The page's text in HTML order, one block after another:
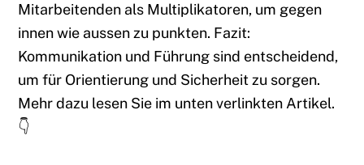
Mitarbeitenden als Multiplikatoren, um gegen
innen wie aussen zu punkten. Fazit:
Kommunikation und Führung sind entscheidend,
um für Orientierung und Sicherheit zu sorgen.
Mehr dazu lesen Sie im unten verlinkten Artikel.
👇